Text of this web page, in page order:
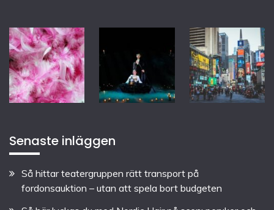
Senaste inläggen
Så hittar teatergruppen rätt transport på
fordonsauktion – utan att spela bort budgeten